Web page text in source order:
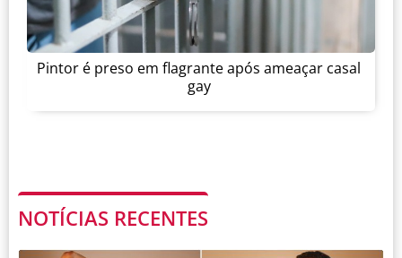
Pintor é preso em flagrante após ameaçar casal
gay
NOTÍCIAS RECENTES